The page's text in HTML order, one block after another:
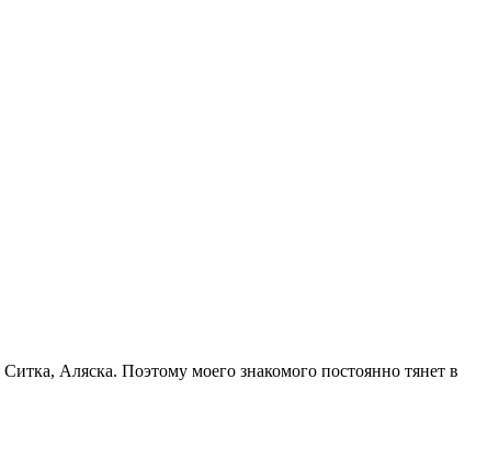
Аляска. Поэтому моего знакомого постоянно тянет в